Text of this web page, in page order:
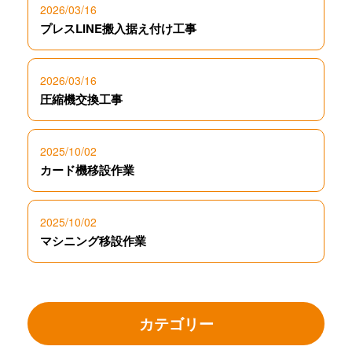
2026/03/16
プレスLINE搬入据え付け工事
2026/03/16
圧縮機交換工事
2025/10/02
カード機移設作業
2025/10/02
マシニング移設作業
カテゴリー